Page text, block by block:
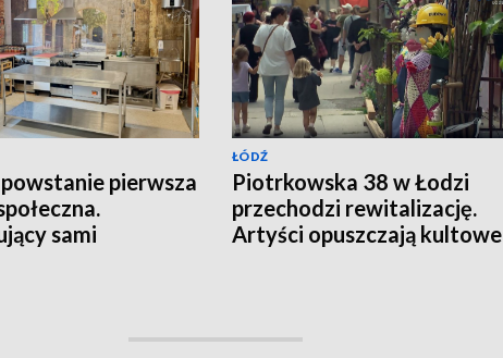
pierwsza
sami
ŁÓDŹ
Piotrkowska 38 w Łodzi
przechodzi rewitalizację.
Artyści opuszczają kultowe